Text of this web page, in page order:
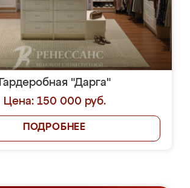
Гардеробная "Дарга"
Цена: 150 000 руб.
ПОДРОБНЕЕ